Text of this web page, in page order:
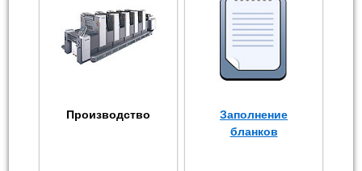
Производство
Заполнение
бланков